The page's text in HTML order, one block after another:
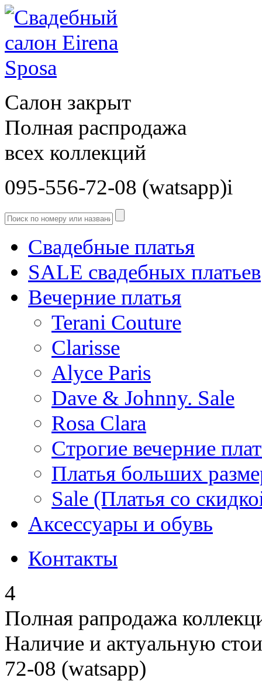
Салон закрыт
Полная распродажа
всех коллекций
095-556-72-08 (watsapp)і
Свадебные платья
SALE cвадебных платьев
Вечерние платья
Terani Couture
Clarisse
Alyce Paris
Dave & Johnny. Sale
Rosa Clara
Строгие вечерние
Платья больших
Sale (Платья со
Аксессуары и обувь
Контакты
4
Полная рапродажа
Наличие и актуальную
72-08 (watsapp)